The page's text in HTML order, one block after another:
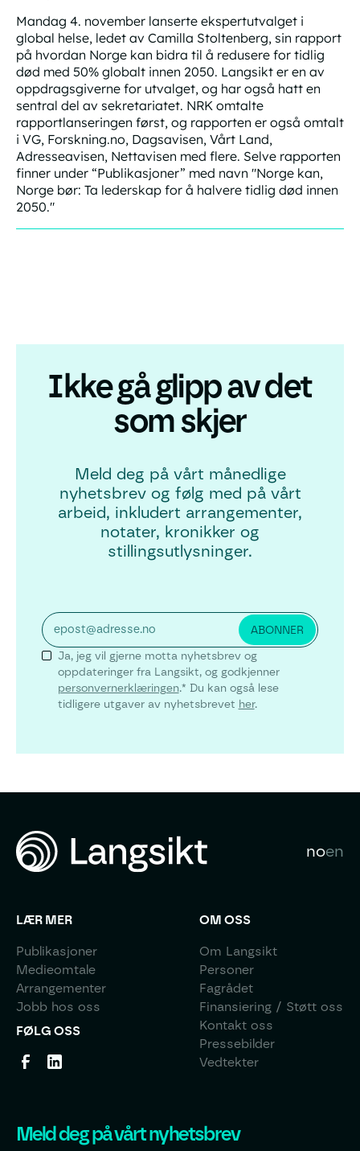
Mandag 4. november lanserte ekspertutvalget i
global helse, ledet av Camilla Stoltenberg, sin rapport
på hvordan Norge kan bidra til å redusere for tidlig
død med 50% globalt innen 2050. Langsikt er en av
oppdragsgiverne for utvalget, og har også hatt en
sentral del av sekretariatet. NRK omtalte
rapportlanseringen først, og rapporten er også omtalt
i VG, Forskning.no, Dagsavisen, Vårt Land,
Adresseavisen, Nettavisen med flere. Selve rapporten
finner under “Publikasjoner” med navn "Norge kan,
Norge bør: Ta lederskap for å halvere tidlig død innen
2050."
Ikke gå glipp av det
som skjer
Meld deg på vårt månedlige
nyhetsbrev og følg med på vårt
arbeid, inkludert arrangementer,
notater, kronikker og
stillingsutlysninger.
Ja, jeg vil gjerne motta nyhetsbrev og
oppdateringer fra Langsikt, og godkjenner
personvernerklæringen.* Du kan også lese
tidligere utgaver av nyhetsbrevet her.
noen
LÆR MER
Publikasjoner
Medieomtale
Arrangementer
Jobb hos oss
FØLG OSS
OM OSS
Om Langsikt
Personer
Fagrådet
Finansiering / Støtt oss
Kontakt oss
Pressebilder
Vedtekter
Meld deg på vårt nyhetsbrev